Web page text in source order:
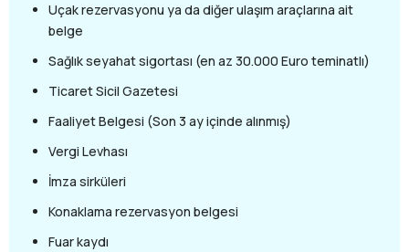
Uçak rezervasyonu ya da diğer ulaşım araçlarına ait
belge
Sağlık seyahat sigortası (en az 30.000 Euro teminatlı)
Ticaret Sicil Gazetesi
Faaliyet Belgesi (Son 3 ay içinde alınmış)
Vergi Levhası
İmza sirküleri
Konaklama rezervasyon belgesi
Fuar kaydı